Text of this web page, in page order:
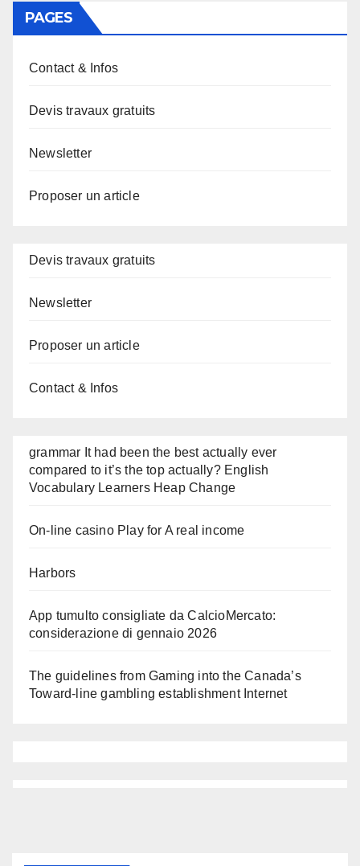
PAGES
Contact & Infos
Devis travaux gratuits
Newsletter
Proposer un article
Devis travaux gratuits
Newsletter
Proposer un article
Contact & Infos
grammar It had been the best actually ever
compared to it’s the top actually? English
Vocabulary Learners Heap Change
On-line casino Play for A real income
Harbors
App tumulto consigliate da CalcioMercato:
considerazione di gennaio 2026
The guidelines from Gaming into the Canada’s
Toward-line gambling establishment Internet